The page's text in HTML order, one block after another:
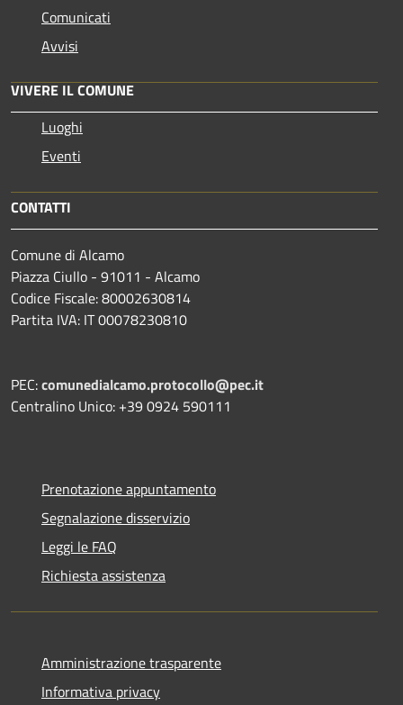
Comunicati
Avvisi
VIVERE IL COMUNE
Luoghi
Eventi
CONTATTI
Comune di Alcamo
Piazza Ciullo - 91011 - Alcamo
Codice Fiscale: 80002630814
Partita IVA: IT 00078230810
PEC:comunedialcamo.protocollo@pec.it
Centralino Unico: +39 0924 590111
Prenotazione appuntamento
Segnalazione disservizio
Leggi le FAQ
Richiesta assistenza
Amministrazione trasparente
Informativa privacy